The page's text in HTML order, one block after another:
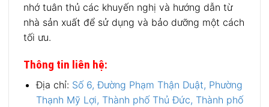
nhớ tuân thủ các khuyến nghị và hướng dẫn từ
nhà sản xuất để sử dụng và bảo dưỡng một cách
tối ưu.
Thông tin liên hệ:
Địa chỉ: Số 6, Đường Phạm Thận Duật, Phường
Thạnh Mỹ Lợi, Thành phố Thủ Đức, Thành phố